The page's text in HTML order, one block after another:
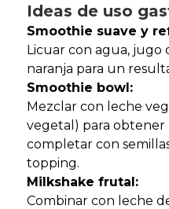
Ideas de uso
Smoothie suave y
Licuar con agua, jugo
naranja para un
Smoothie bowl:
Mezclar con leche
vegetal) para obtener
completar con
topping.
Milkshake frutal:
Combinar con leche